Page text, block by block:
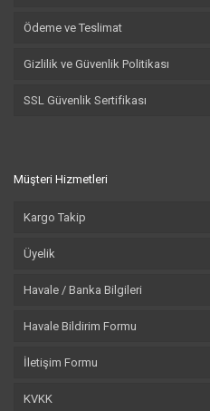
Ödeme ve Teslimat
Gizlilik ve Güvenlik Politikası
SSL Güvenlik Sertifikası
Müşteri Hizmetleri
Kargo Takip
Üyelik
Havale / Banka Bilgileri
Havale Bildirim Formu
İletişim Formu
KVKK